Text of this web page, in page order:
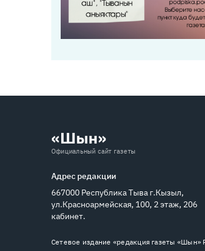
«Шын»
Официальный сайт газеты
Адрес редакции
667000 Республика Тыва г.Кызыл,
ул.Красноармейская, 100, 2 этаж, 206
кабинет.
Сетевое издание «редакция газеты